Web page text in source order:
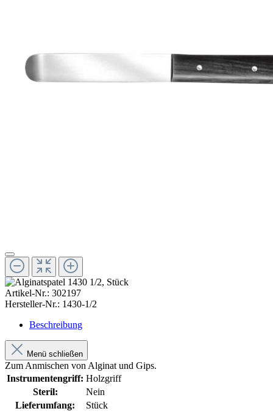
Artikel-Nr.: 302197
Hersteller-Nr.: 1430-1/2
Beschreibung
Menü schließen
Zum Anmischen von Alginat und Gips.
Instrumentengriff: Holzgriff
Steril:
Nein
Lieferumfang:
Stück